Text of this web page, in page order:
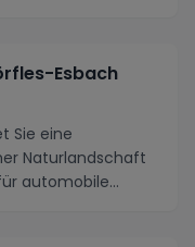
Esbach
Sie eine
Naturlandschaft
automobile